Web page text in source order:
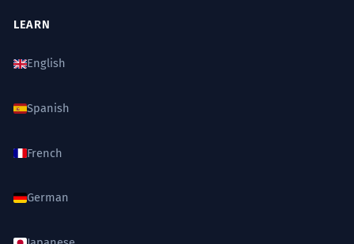
LEARN
English
Spanish
French
German